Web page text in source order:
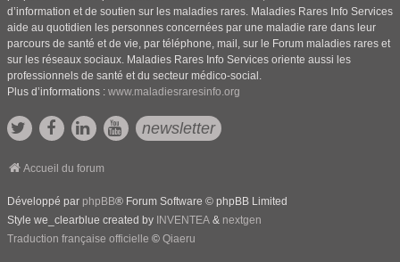
d’information et de soutien sur les maladies rares. Maladies Rares Info Services
aide au quotidien les personnes concernées par une maladie rare dans leur
parcours de santé et de vie, par téléphone, mail, sur le Forum maladies rares et
sur les réseaux sociaux. Maladies Rares Info Services oriente aussi les
professionnels de santé et du secteur médico-social.
Plus d’informations : www.maladiesraresinfo.org
newsletter
Accueil du forum
Développé par phpBB® Forum Software © phpBB Limited
Style we_clearblue created by INVENTEA & nextgen
Traduction française officielle © Qiaeru